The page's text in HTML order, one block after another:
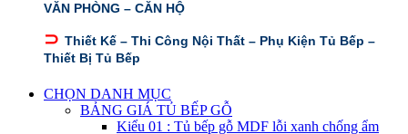
VĂN PHÒNG – CĂN HỘ
⊃ Thiết Kế – Thi Công Nội Thất – Phụ Kiện Tủ Bếp –
Thiết Bị Tủ Bếp
CHỌN DANH MỤC
BẢNG GIÁ TỦ BẾP GỖ
Kiểu 01 : Tủ bếp gỗ MDF lỗi xanh chống ẩm